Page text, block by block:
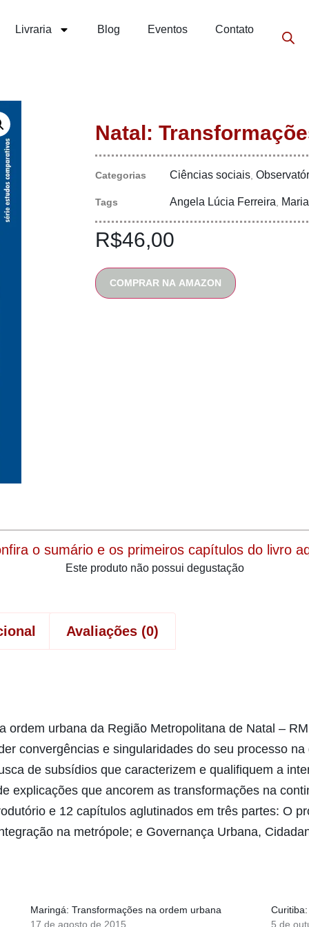
Livraria Blog Eventos Contato
Natal:
Categorias Ciências sociais,
Tags Angela Lúcia Ferreira,
R$46,00
COMPRAR NA AMAZON
o sumário e os primeiros capítulos do livro
Este produto não possui degustação
Avaliações (0)
ordem urbana da Região Metropolitana de Natal –
convergências e singularidades do seu processo
de subsídios que caracterizem e qualifiquem a
explicações que ancorem as transformações na
e 12 capítulos aglutinados em três partes: O
na metrópole; e Governança Urbana,
Maringá: Transformações na ordem urbana
17 de agosto de 2015
5 de